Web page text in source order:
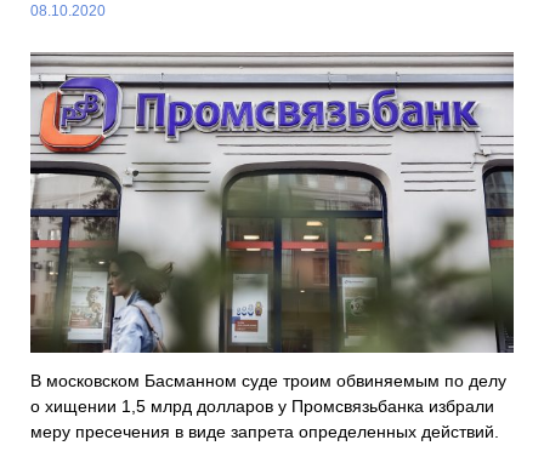
08.10.2020
В московском Басманном суде троим обвиняемым по делу
о хищении 1,5 млрд долларов у Промсвязьбанка избрали
меру пресечения в виде запрета определенных действий.